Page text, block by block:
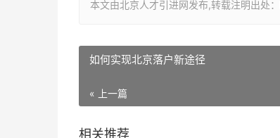
本文由北京人才引进网发布,转载注明出处：
如何实现北京落户新途径
« 上一篇
相关推荐